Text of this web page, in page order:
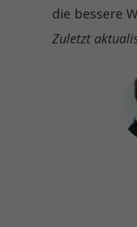
die bessere
Zuletzt